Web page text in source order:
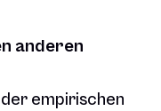
anderen
empirischen